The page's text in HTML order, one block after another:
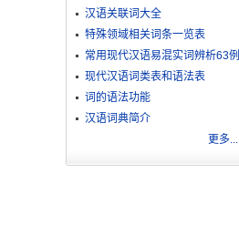
汉语关联词大全
特殊领域相关词条一览表
常用现代汉语易混实词辨析63例
现代汉语词类表和语法表
词的语法功能
汉语词典简介
更多...